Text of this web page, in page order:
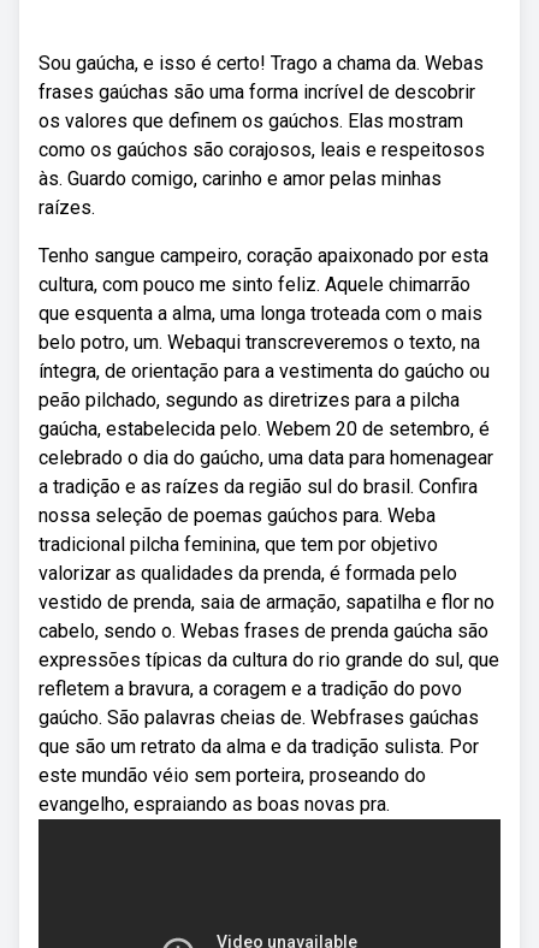
Sou gaúcha, e isso é certo! Trago a chama da. Webas
frases gaúchas são uma forma incrível de descobrir
os valores que definem os gaúchos. Elas mostram
como os gaúchos são corajosos, leais e respeitosos
às. Guardo comigo, carinho e amor pelas minhas
raízes.
Tenho sangue campeiro, coração apaixonado por esta
cultura, com pouco me sinto feliz. Aquele chimarrão
que esquenta a alma, uma longa troteada com o mais
belo potro, um. Webaqui transcreveremos o texto, na
íntegra, de orientação para a vestimenta do gaúcho ou
peão pilchado, segundo as diretrizes para a pilcha
gaúcha, estabelecida pelo. Webem 20 de setembro, é
celebrado o dia do gaúcho, uma data para homenagear
a tradição e as raízes da região sul do brasil. Confira
nossa seleção de poemas gaúchos para. Weba
tradicional pilcha feminina, que tem por objetivo
valorizar as qualidades da prenda, é formada pelo
vestido de prenda, saia de armação, sapatilha e flor no
cabelo, sendo o. Webas frases de prenda gaúcha são
expressões típicas da cultura do rio grande do sul, que
refletem a bravura, a coragem e a tradição do povo
gaúcho. São palavras cheias de. Webfrases gaúchas
que são um retrato da alma e da tradição sulista. Por
este mundão véio sem porteira, proseando do
evangelho, espraiando as boas novas pra.